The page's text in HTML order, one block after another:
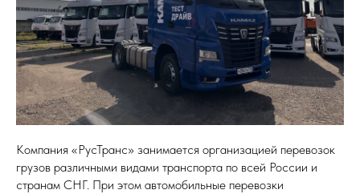
Компания «РусТранс» занимается организацией перевозок
грузов различными видами транспорта по всей России и
странам СНГ. При этом автомобильные перевозки